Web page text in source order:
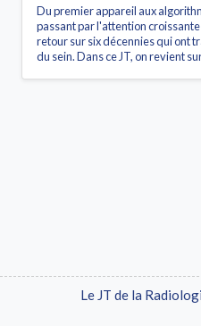
Du premier appareil aux
passant par l'attention
retour sur six décennies qui ont
du sein. Dans ce JT, on revient
Le JT de la